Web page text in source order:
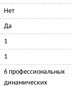
Нет
Да
1
1
6 профессиональных
динамических